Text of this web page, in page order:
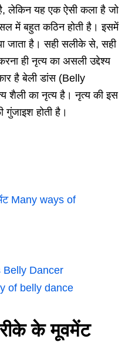
लेकिन यह एक ऐसी कला है जो
में बहुत कठिन होती है। इसमें
जाता है। सही सलीके से, सही
ही नृत्य का असली उद्देश्य
है बेली डांस (Belly
शैली का नृत्य है। नृत्य की इस
गुंजाइश होती है।
Many ways of
Belly Dancer
of belly dance
के मूवमेंट